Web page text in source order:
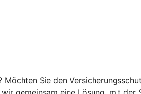
Sie den
gemeinsam eine Lösung, mit